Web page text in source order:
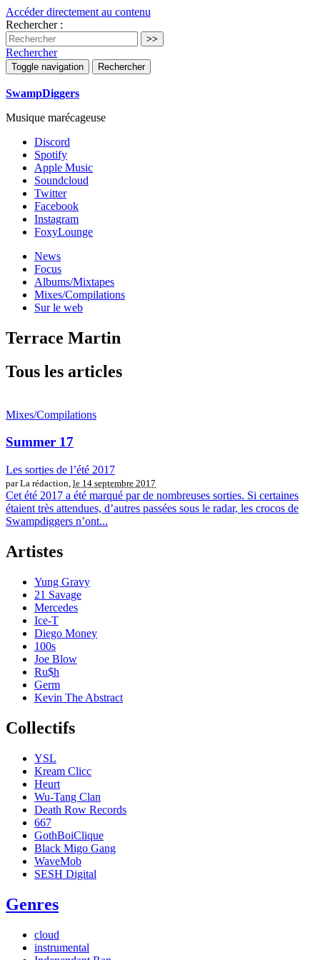
Accéder directement au contenu
Rechercher :
Rechercher
Toggle navigation Rechercher
SwampDiggers
Musique marécageuse
Discord
Spotify
Apple Music
Soundcloud
Twitter
Facebook
Instagram
FoxyLounge
News
Focus
Albums/Mixtapes
Mixes/Compilations
Sur le web
Terrace Martin
Tous les articles
Mixes/Compilations
Summer 17
Les sorties de l’été 2017
par La rédaction, le 14 septembre 2017
Cet été 2017 a été marqué par de nombreuses sorties. Si certaines
étaient très attendues, d’autres passées sous le radar, les crocos de
Swampdiggers n’ont...
Artistes
Yung Gravy
21 Savage
Mercedes
Ice-T
Diego Money
100s
Joe Blow
Ru$h
Germ
Kevin The Abstract
Collectifs
YSL
Kream Clicc
Heurt
Wu-Tang Clan
Death Row Records
667
GothBoiClique
Black Migo Gang
WaveMob
SESH Digital
Genres
cloud
instrumental